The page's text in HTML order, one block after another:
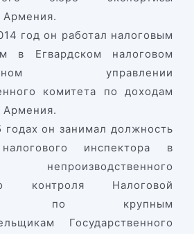
Армения.
год он работал налоговым
в Егвардском налоговом
управлении
комитета по доходам
Армения.
годах он занимал должность
инспектора в
непроизводственного
контроля Налоговой
по крупным
Государственного